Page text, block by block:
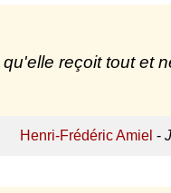
reçoit tout et
Henri-Frédéric Amiel -